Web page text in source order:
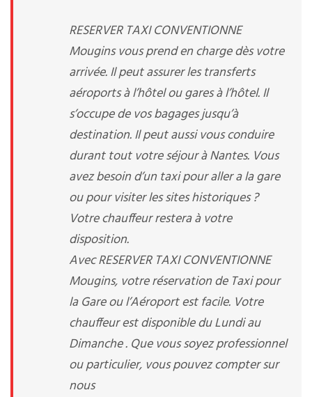
RESERVER TAXI CONVENTIONNE
Mougins vous prend en charge dès votre
arrivée. Il peut assurer les transferts
aéroports à l’hôtel ou gares à l’hôtel. Il
s’occupe de vos bagages jusqu’à
destination. Il peut aussi vous conduire
durant tout votre séjour à Nantes. Vous
avez besoin d’un taxi pour aller a la gare
ou pour visiter les sites historiques ?
Votre chauffeur restera à votre
disposition.
Avec RESERVER TAXI CONVENTIONNE
Mougins, votre réservation de Taxi pour
la Gare ou l’Aéroport est facile. Votre
chauffeur est disponible du Lundi au
Dimanche . Que vous soyez professionnel
ou particulier, vous pouvez compter sur
nous